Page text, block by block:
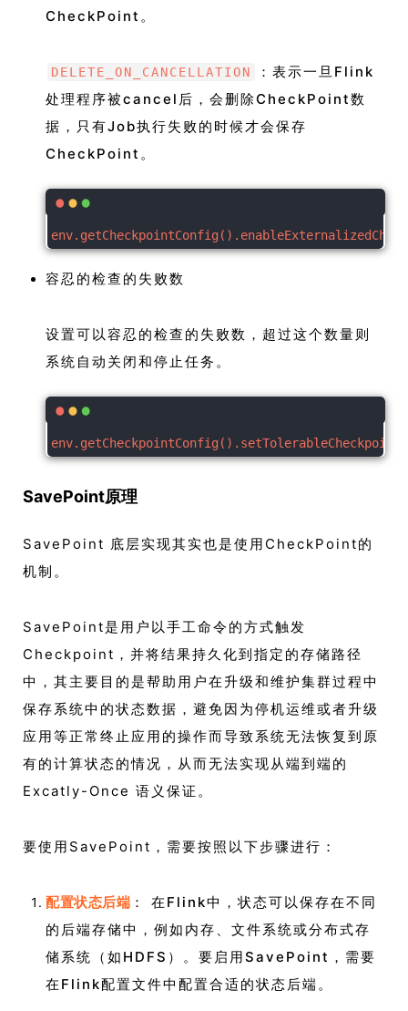
CheckPoint。
DELETE_ON_CANCELLATION
：表示一旦Flink
处理程序被cancel后，会删除CheckPoint数
据，只有Job执行失败的时候才会保存
CheckPoint。
容忍的检查的失败数
设置可以容忍的检查的失败数，超过这个数量则
系统自动关闭和停止任务。
SavePoint原理
SavePoint 底层实现其实也是使用CheckPoint的
机制。
SavePoint是用户以手工命令的方式触发
Checkpoint，并将结果持久化到指定的存储路径
中，其主要目的是帮助用户在升级和维护集群过程中
保存系统中的状态数据，避免因为停机运维或者升级
应用等正常终止应用的操作而导致系统无法恢复到原
有的计算状态的情况，从而无法实现从端到端的
Excatly-Once 语义保证。
要使用SavePoint，需要按照以下步骤进行：
配置状态后端 ： 在Flink中，状态可以保存在不同
的后端存储中，例如内存、文件系统或分布式存
储系统（如HDFS）。要启用SavePoint，需要
在Flink配置文件中配置合适的状态后端。